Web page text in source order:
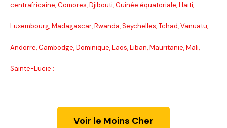
centrafricaine, Comores, Djibouti, Guinée équatoriale, Haïti,
Luxembourg, Madagascar, Rwanda, Seychelles, Tchad, Vanuatu,
Andorre, Cambodge, Dominique, Laos, Liban, Mauritanie, Mali,
Sainte-Lucie :
Voir le Moins Cher